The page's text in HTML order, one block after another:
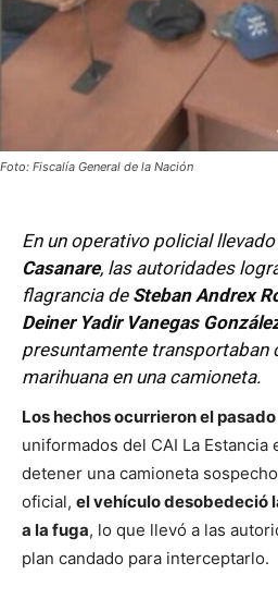
Foto: Fiscalía General de la Nación
En un operativo policial
Casanare, las autoridades
flagrancia de Steban Andrex
Deiner Yadir Vanegas
presuntamente transportaban
marihuana en una camioneta.
Los hechos ocurrieron el
uniformados del CAI La Estancia
detener una camioneta
oficial, el vehículo desobedeció
a la fuga, lo que llevó a las
plan candado para interceptarlo.